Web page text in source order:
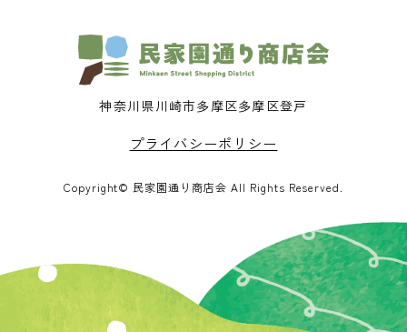
神奈川県川崎市多摩区多摩区登戸
プライバシーポリシー
Copyright© 民家園通り商店会 All Rights Reserved.